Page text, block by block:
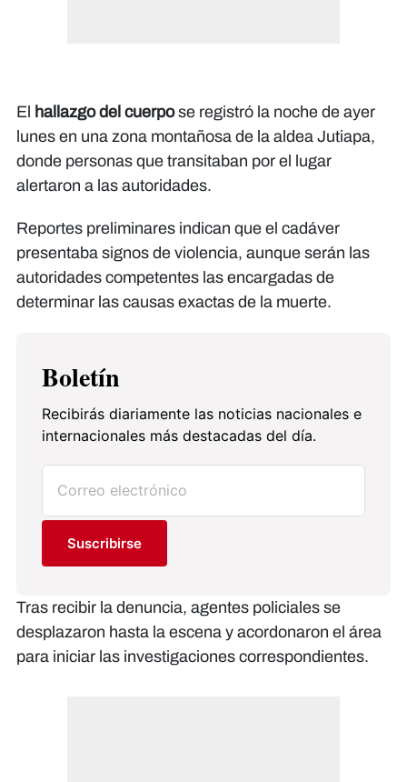
El hallazgo del cuerpose registró la noche de ayer
lunes en una zona montañosa de la aldea Jutiapa,
donde personas que transitaban por el lugar
alertaron a las autoridades.
Reportes preliminares indican que el cadáver
presentaba signos de violencia, aunque serán las
autoridades competentes las encargadas de
determinar las causas exactas de la muerte.
Boletín
Recibirás diariamente las noticias nacionales e
internacionales más destacadas del día.
Suscribirse
Tras recibir la denuncia, agentes policiales se
desplazaron hasta la escena y acordonaron el área
para iniciar las investigaciones correspondientes.